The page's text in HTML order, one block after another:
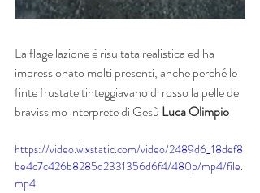
La flagellazione è risultata realistica ed ha
impressionato molti presenti, anche perché le
finte frustate tinteggiavano di rosso la pelle del
bravissimo interprete di Gesù Luca Olimpio
https://video.wixstatic.com/video/2489d6_18def8
be4c7c426b8285d2331356d6f4/480p/mp4/file.
mp4